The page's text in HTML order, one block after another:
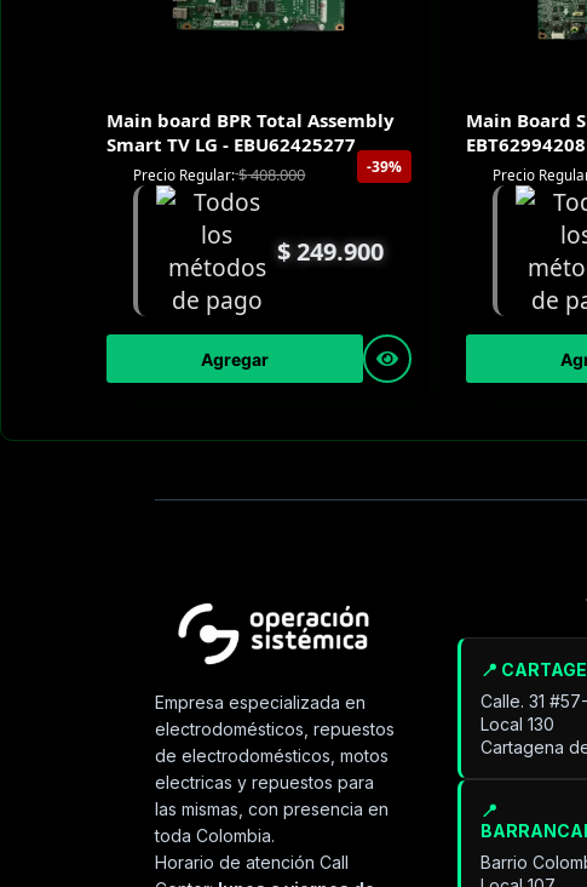
Main board BPR Total Assembly
Smart TV LG - EBU62425277
-39%
Precio Regular:$408.000
$249.900
Agregar
Main Board
EBT62994208
Precio
Empresa especializada en
electrodomésticos, repuestos
de electrodomésticos, motos
electricas y repuestos para
las mismas, con presencia en
toda Colombia.
Horario de atención Call
📍
Calle. 31
Local 130
Cartagena
📍
Barrio